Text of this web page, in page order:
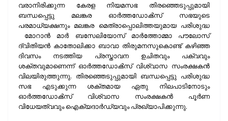
വരാനിരിക്കുന്ന കേരള നിയമസഭ തിരഞ്ഞെടുപ്പുമായി
ബന്ധപ്പെട്ടു മലങ്കര ഓർത്തഡോൿസ്‌ സഭയുടെ
പരമാധ്യക്ഷനും മലങ്കര മെത്രാപ്പൊലിത്തയുമായ പരിശുദ്ധ
മോറാൻ മാർ ബസേലിയോസ് മാർത്തോമ്മാ പൗലോസ്‌
ദ്വിതിയൻ കാതോലിക്കാ ബാവാ തിരുമനസുകൊണ്ട് കഴിഞ്ഞ
ദിവസം നടത്തിയ പ്രസ്താവന ഉചിതവും പക്വവും
ശക്തവുമാണെന്ന് ഓർത്തഡോൿസ്‌ വിശ്വാസ സംരക്ഷകൻ
വിലയിരുത്തുന്നു. തിരഞ്ഞെടുപ്പുമായി ബന്ധപ്പെട്ടു പരിശുദ്ധ
സഭ എടുക്കുന്ന ശക്തമായ ഏതു നിലപാടിനോടും
ഓർത്തഡോൿസ്‌ വിശ്വാസ സംരക്ഷകൻ പൂർണ
വിധേയത്വവും ഐക്യദാർഡ്യവും പ്രഖ്യാപിക്കുന്നു.